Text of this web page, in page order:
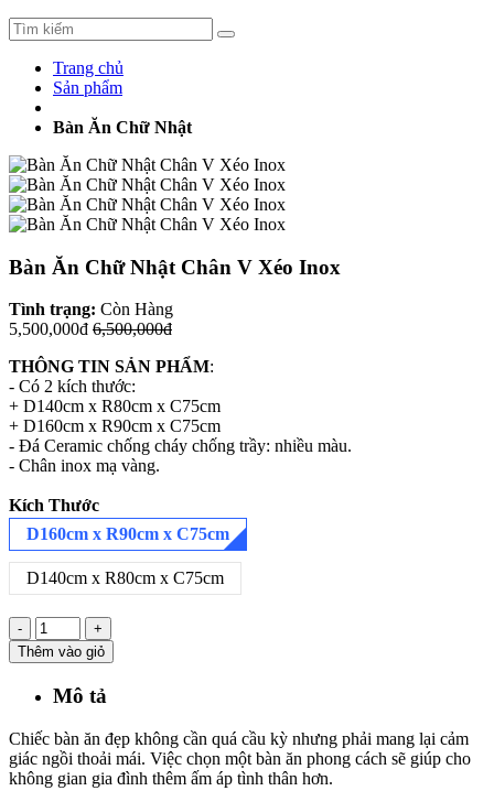
Trang chủ
Sản phẩm
Bàn Ăn Chữ Nhật
Bàn Ăn Chữ Nhật Chân V Xéo Inox
Tình trạng: Còn Hàng
5,500,000đ 6,500,000đ
THÔNG TIN SẢN PHẨM:
- Có 2 kích thước:
+ D140cm x R80cm x C75cm
+ D160cm x R90cm x C75cm
- Đá Ceramic chống cháy chống trầy: nhiều màu.
- Chân inox mạ vàng.
Kích Thước
D160cm x R90cm x C75cm
D140cm x R80cm x C75cm
-
+
Thêm vào giỏ
Mô tả
Chiếc bàn ăn đẹp không cần quá cầu kỳ nhưng phải mang lại cảm
giác ngồi thoải mái. Việc chọn một bàn ăn phong cách sẽ giúp cho
không gian gia đình thêm ấm áp tình thân hơn.